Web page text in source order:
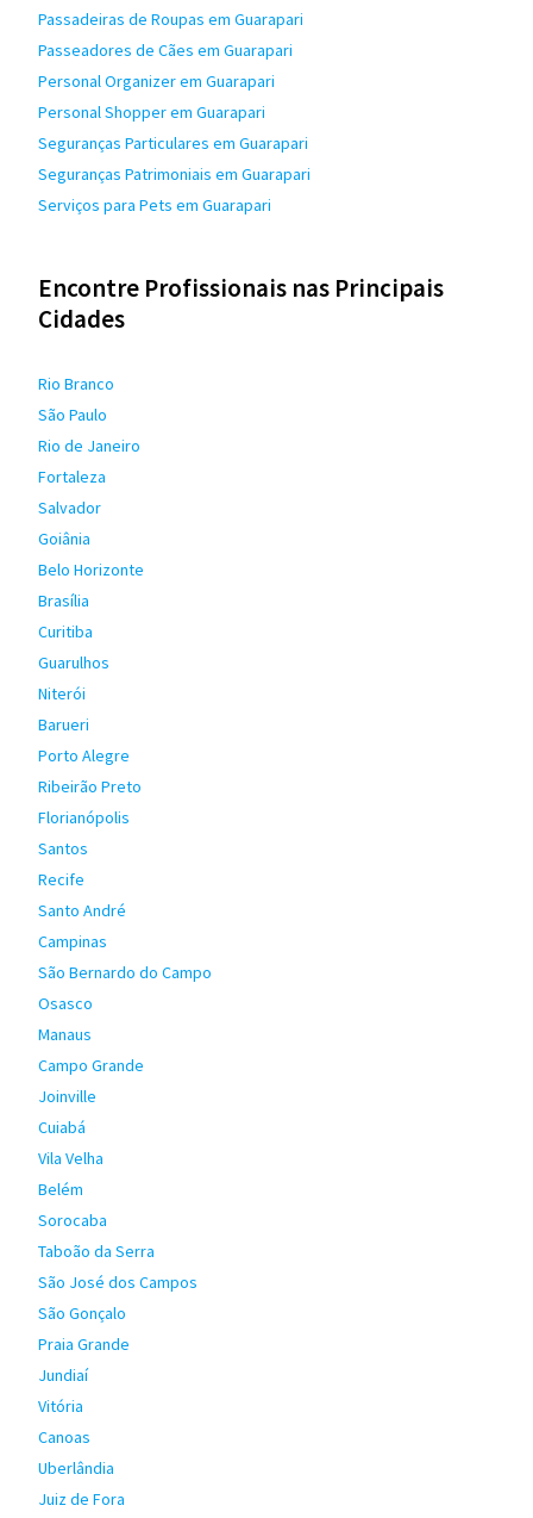
Passadeiras de Roupas em Guarapari
Passeadores de Cães em Guarapari
Personal Organizer em Guarapari
Personal Shopper em Guarapari
Seguranças Particulares em Guarapari
Seguranças Patrimoniais em Guarapari
Serviços para Pets em Guarapari
Encontre Profissionais nas Principais
Cidades
Rio Branco
São Paulo
Rio de Janeiro
Fortaleza
Salvador
Goiânia
Belo Horizonte
Brasília
Curitiba
Guarulhos
Niterói
Barueri
Porto Alegre
Ribeirão Preto
Florianópolis
Santos
Recife
Santo André
Campinas
São Bernardo do Campo
Osasco
Manaus
Campo Grande
Joinville
Cuiabá
Vila Velha
Belém
Sorocaba
Taboão da Serra
São José dos Campos
São Gonçalo
Praia Grande
Jundiaí
Vitória
Canoas
Uberlândia
Juiz de Fora